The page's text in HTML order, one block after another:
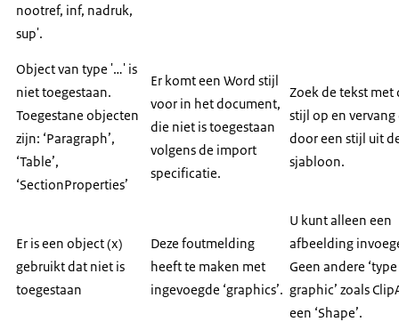
nootref, inf, nadruk,
sup'.
Object van type '…' is
niet toegestaan.
Toegestane objecten
zijn: ‘Paragraph’,
‘Table’,
‘SectionProperties’
Er komt een Word stijl
voor in het document,
die niet is toegestaan
volgens de import
specificatie.
Zoek de tekst met
stijl op en vervang
door een stijl uit
sjabloon.
Er is een object (x)
gebruikt dat niet is
toegestaan
Deze foutmelding
heeft te maken met
ingevoegde ‘graphics’.
U kunt alleen een
afbeelding
Geen andere ‘type
graphic’ zoals
een ‘Shape’.